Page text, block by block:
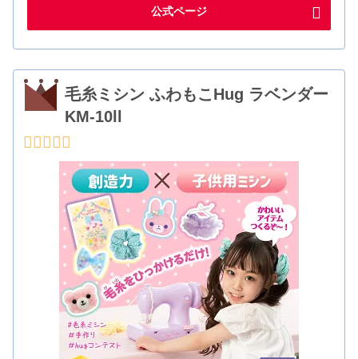
公式ページ
毛糸ミシン ふわもこHug ラベンダー
KM-10ll